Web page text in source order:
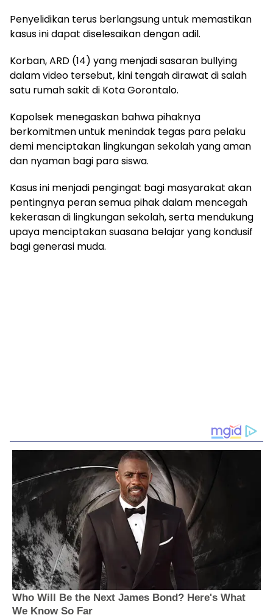
Penyelidikan terus berlangsung untuk memastikan
kasus ini dapat diselesaikan dengan adil.
Korban, ARD (14) yang menjadi sasaran bullying
dalam video tersebut, kini tengah dirawat di salah
satu rumah sakit di Kota Gorontalo.
Kapolsek menegaskan bahwa pihaknya
berkomitmen untuk menindak tegas para pelaku
demi menciptakan lingkungan sekolah yang aman
dan nyaman bagi para siswa.
Kasus ini menjadi pengingat bagi masyarakat akan
pentingnya peran semua pihak dalam mencegah
kekerasan di lingkungan sekolah, serta mendukung
upaya menciptakan suasana belajar yang kondusif
bagi generasi muda.